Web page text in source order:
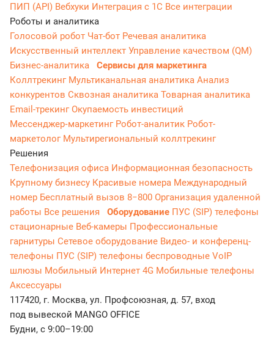
ПИП (API) Вебхуки Интеграция с 1С Все интеграции
Роботы и аналитика
Голосовой робот Чат-бот Речевая аналитика
Искусственный интеллект Управление качеством (QM)
Бизнес-аналитика
Сервисы для маркетинга
Коллтрекинг Мультиканальная аналитика Анализ
конкурентов Сквозная аналитика Товарная аналитика
Email-трекингОкупаемость инвестиций
Мессенджер‑маркетинг Робот-аналитик Робот-
маркетолог Мультирегиональный коллтрекинг
Решения
Телефонизация офиса Информационная безопасность
Крупному бизнесу Красивые номера Международный
номер Бесплатный вызов 8−800 Организация удаленной
работы Все решения Оборудование ПУС (SIP) телефоны
стационарные Веб-камеры Профессиональные
гарнитуры Сетевое оборудование Видео- и конференц-
телефоны ПУС (SIP) телефоны беспроводные VoIP
шлюзы Мобильный Интернет 4G Мобильные телефоны
Аксессуары
117420, г. Москва, ул. Профсоюзная, д. 57, вход
под вывеской MANGO OFFICE
Будни, с 9:00–19:00